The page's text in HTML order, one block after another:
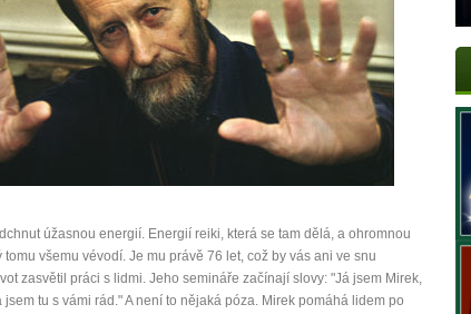
úžasnou energií. Energií reiki, která se tam dělá, a ohromnou
tomu všemu vévodí. Je mu právě 76 let, což by vás ani ve snu
zasvětil práci s lidmi. Jeho semináře začínají slovy: "Já jsem Mirek,
jsem tu s vámi rád." A není to nějaká póza. Mirek pomáhá lidem po